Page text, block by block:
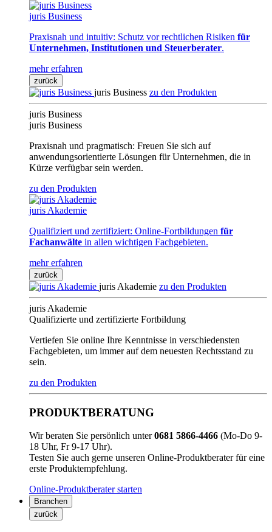
juris Business
Praxisnah und intuitiv: Schutz vor rechtlichen Risiken für
Unternehmen, Institutionen und Steuerberater.
mehr erfahren
zurück
juris Business zu den Produkten
juris Business
juris Business
Praxisnah und pragmatisch: Freuen Sie sich auf
anwendungsorientierte Lösungen für Unternehmen, die in
Kürze verfügbar sein werden.
zu den Produkten
juris Akademie
Qualifiziert und zertifiziert: Online-Fortbildungen für
Fachanwälte in allen wichtigen Fachgebieten.
mehr erfahren
zurück
juris Akademie zu den Produkten
juris Akademie
Qualifizierte und zertifizierte Fortbildung
Vertiefen Sie online Ihre Kenntnisse in verschiedensten
Fachgebieten, um immer auf dem neuesten Rechtsstand zu
sein.
zu den Produkten
PRODUKTBERATUNG
Wir beraten Sie persönlich unter0681 5866-4466 (Mo-Do 9-
18 Uhr, Fr 9-17 Uhr).
Testen Sie auch gerne unseren Online-Produktberater für eine
erste Produktempfehlung.
Online-Produktberater starten
Branchen
zurück